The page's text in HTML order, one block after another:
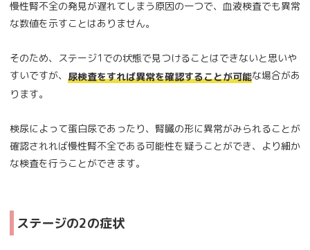
慢性腎不全の発見が遅れてしまう原因の一つで、血液検査でも異常
な数値を示すことはありません。
そのため、ステージ1での状態で見つけることはできないと思いや
すいですが、 尿検査をすれば異常を確認することが可能な場合があ
ります。
検尿によって蛋白尿であったり、腎臓の形に異常がみられることが
確認されれば慢性腎不全である可能性を疑うことができ、より細か
な検査を行うことができます。
ステージの2の症状